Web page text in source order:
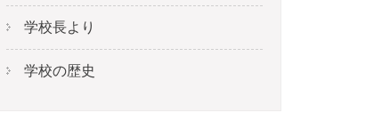
学校長より
学校の歴史